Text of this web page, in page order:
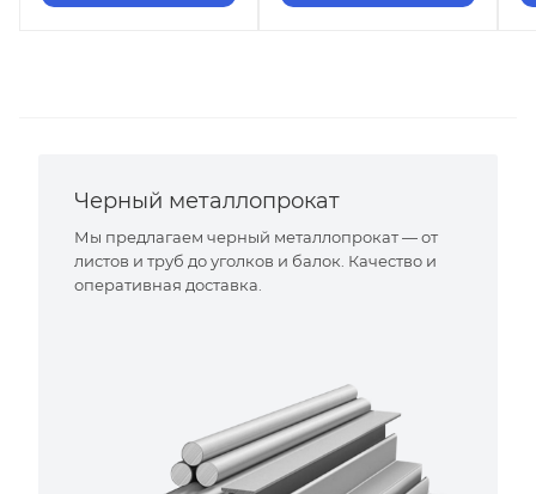
Черный металлопрокат
Мы предлагаем черный металлопрокат — от
листов и труб до уголков и балок. Качество и
оперативная доставка.